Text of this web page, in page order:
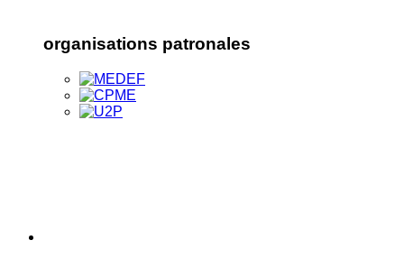
organisations patronales